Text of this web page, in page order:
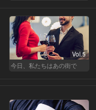
Vol.5
今日、私たちはあの街で